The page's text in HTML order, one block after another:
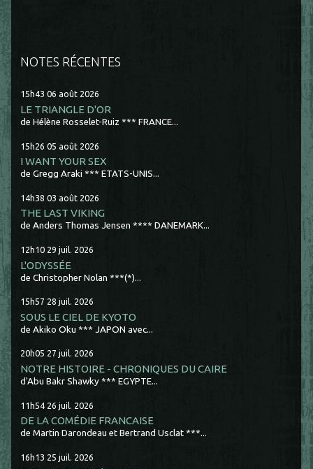
NOTES RÉCENTES
15h43 06 août 2026
LE TRIANGLE D'OR
de Hélène Rosselet-Ruiz *** FRANCE...
15h26 05 août 2026
I WANT YOUR SEX
de Gregg Araki *** ETATS-UNIS...
14h38 03 août 2026
THE LAST VIKING
de Anders Thomas Jensen **** DANEMARK...
12h10 29 juil. 2026
L'ODYSSÉE
de Christopher Nolan ***(*)...
15h57 28 juil. 2026
SOUS LE CIEL DE KYOTO
de Akiko Oku *** JAPON avec...
20h05 27 juil. 2026
NOTRE HISTOIRE - CHRONIQUES DU CAIRE
d'Abu Bakr Shawky *** EGYPTE...
11h54 26 juil. 2026
DE LA COMÉDIE FRANCAISE
de Martin Darondeau et Bertrand Usclat ***...
16h13 25 juil. 2026